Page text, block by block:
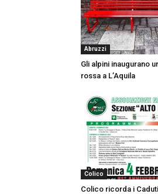
Abruzzi
Gli alpini inaugurano
rossa a L’Aquila
Colico
Colico ricorda i Caduti